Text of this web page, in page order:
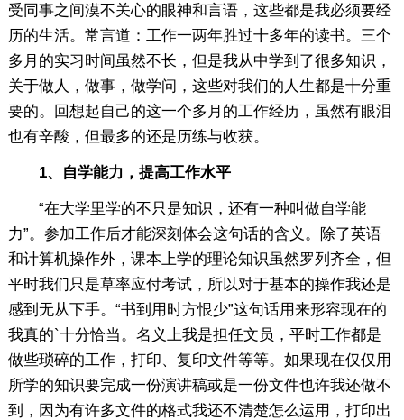
受同事之间漠不关心的眼神和言语，这些都是我必须要经
历的生活。常言道：工作一两年胜过十多年的读书。三个
多月的实习时间虽然不长，但是我从中学到了很多知识，
关于做人，做事，做学问，这些对我们的人生都是十分重
要的。回想起自己的这一个多月的工作经历，虽然有眼泪
也有辛酸，但最多的还是历练与收获。
1、自学能力，提高工作水平
“在大学里学的不只是知识，还有一种叫做自学能
力”。参加工作后才能深刻体会这句话的含义。除了英语
和计算机操作外，课本上学的理论知识虽然罗列齐全，但
平时我们只是草率应付考试，所以对于基本的操作我还是
感到无从下手。“书到用时方恨少”这句话用来形容现在的
我真的`十分恰当。名义上我是担任文员，平时工作都是
做些琐碎的工作，打印、复印文件等等。如果现在仅仅用
所学的知识要完成一份演讲稿或是一份文件也许我还做不
到，因为有许多文件的格式我还不清楚怎么运用，打印出